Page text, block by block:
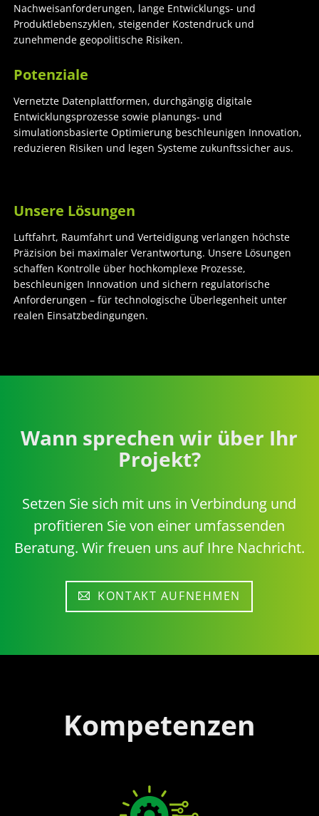
Nachweisanforderungen, lange Entwicklungs- und
Produktlebenszyklen, steigender Kostendruck und
zunehmende geopolitische Risiken.
Potenziale
Vernetzte Datenplattformen, durchgängig digitale
Entwicklungsprozesse sowie planungs- und
simulationsbasierte Optimierung beschleunigen Innovation,
reduzieren Risiken und legen Systeme zukunftssicher aus.
Unsere Lösungen
Luftfahrt, Raumfahrt und Verteidigung verlangen höchste
Präzision bei maximaler Verantwortung. Unsere Lösungen
schaffen Kontrolle über hochkomplexe Prozesse,
beschleunigen Innovation und sichern regulatorische
Anforderungen – für technologische Überlegenheit unter
realen Einsatzbedingungen.
Wann sprechen wir über Ihr
Projekt?
Setzen Sie sich mit uns in Verbindung und
profitieren Sie von einer umfassenden
Beratung. Wir freuen uns auf Ihre Nachricht.
KONTAKT AUFNEHMEN
Kompetenzen